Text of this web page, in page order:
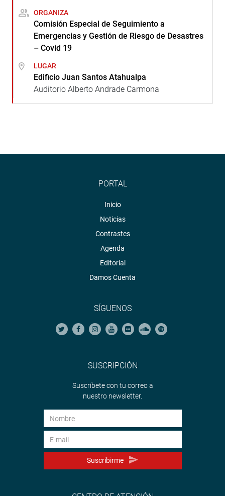
ORGANIZA
Comisión Especial de Seguimiento a
Emergencias y Gestión de Riesgo de Desastres
– Covid 19
LUGAR
Edificio Juan Santos Atahualpa
Auditorio Alberto Andrade Carmona
PORTAL
Inicio
Noticias
Contrastes
Agenda
Editorial
Damos Cuenta
SÍGUENOS
SUSCRIPCIÓN
Suscríbete con tu correo a
nuestro newsletter.
Suscribirme